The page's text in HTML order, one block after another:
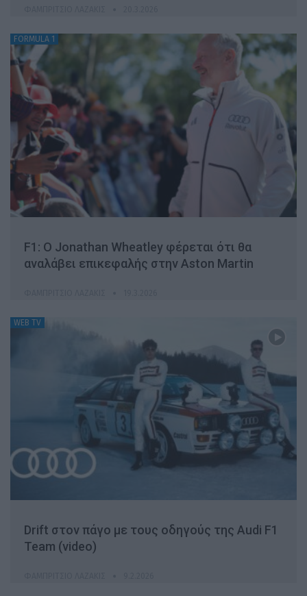
FORMULA 1
F1: O Jonathan Wheatley φέρεται ότι θα
αναλάβει επικεφαλής στην Aston Martin
WEB TV
Drift στον πάγο με τους οδηγούς της Audi F1
Team (video)